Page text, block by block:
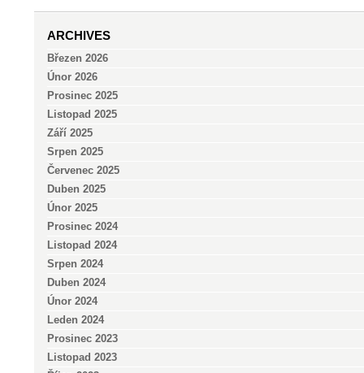
ARCHIVES
Březen 2026
Únor 2026
Prosinec 2025
Listopad 2025
Září 2025
Srpen 2025
Červenec 2025
Duben 2025
Únor 2025
Prosinec 2024
Listopad 2024
Srpen 2024
Duben 2024
Únor 2024
Leden 2024
Prosinec 2023
Listopad 2023